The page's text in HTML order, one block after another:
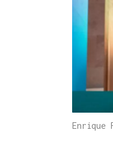
Enrique